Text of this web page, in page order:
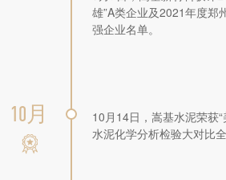
雄”A类企业及2021年度郑
强企业名单。
10月
10月14日，嵩基水泥荣获
水泥化学分析检验大对比全